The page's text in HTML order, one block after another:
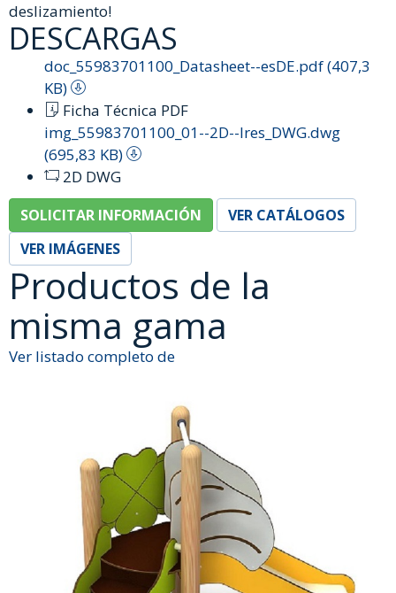
deslizamiento!
DESCARGAS
doc_55983701100_Datasheet--esDE.pdf (407,3
KB)
Ficha Técnica PDF
img_55983701100_01--2D--lres_DWG.dwg
(695,83 KB)
2D DWG
SOLICITAR INFORMACIÓN
VER CATÁLOGOS
VER IMÁGENES
Productos de la
misma gama
Ver listado completo de